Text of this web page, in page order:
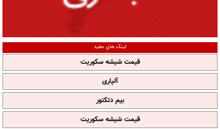
لینک های مفید
قیمت شیشه سکوریت
آلپاری
بیم دتکتور
قیمت شیشه سکوریت